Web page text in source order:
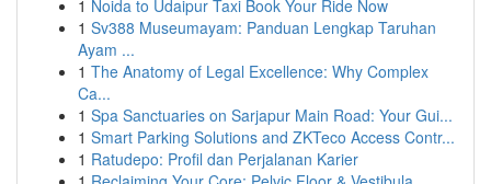
1 Noida to Udaipur Taxi Book Your Ride Now
1 Sv388 Museumayam: Panduan Lengkap Taruhan
Ayam ...
1 The Anatomy of Legal Excellence: Why Complex
Ca...
1 Spa Sanctuaries on Sarjapur Main Road: Your Gui...
1 Smart Parking Solutions and ZKTeco Access Contr...
1 Ratudepo: Profil dan Perjalanan Karier